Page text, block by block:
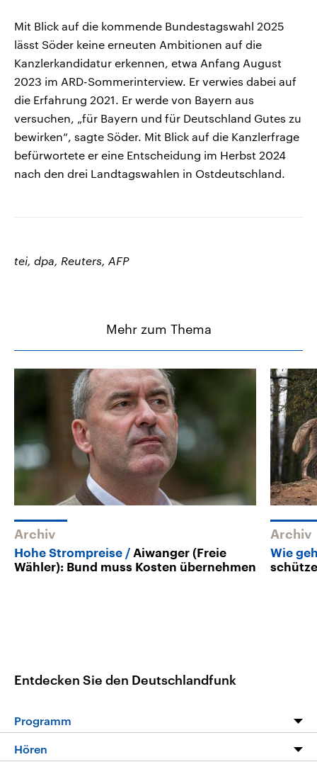
Mit Blick auf die kommende Bundestagswahl 2025
lässt Söder keine erneuten Ambitionen auf die
Kanzlerkandidatur erkennen, etwa Anfang August
2023 im ARD-Sommerinterview. Er verwies dabei auf
die Erfahrung 2021. Er werde von Bayern aus
versuchen, „für Bayern und für Deutschland Gutes zu
bewirken“, sagte Söder. Mit Blick auf die Kanzlerfrage
befürwortete er eine Entscheidung im Herbst 2024
nach den drei Landtagswahlen in Ostdeutschland.
tei, dpa, Reuters, AFP
Mehr zum Thema
Archiv
Hohe Strompreise
Aiwanger (Freie
Wähler): Bund muss Kosten übernehmen
Archiv
Wie
Entdecken Sie den Deutschlandfunk
Programm
Programm
Hören